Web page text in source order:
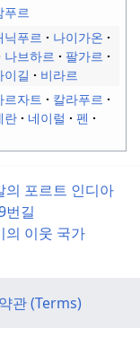
푸르
닉푸르
나이가온
나브하르
팔가르
이길 비라르
르자트
칼라푸르
란 네이럴
펜
의 포르트 인디아
번길
의 이웃 국가
관 (Terms)